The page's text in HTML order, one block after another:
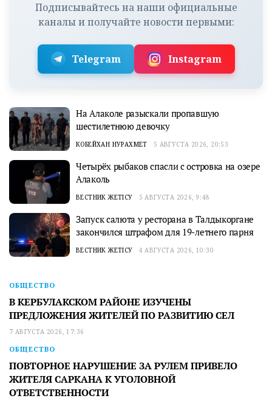
Подписывайтесь на наши официальные
каналы и получайте новости первыми:
Telegram Instagram
На Алаколе разыскали пропавшую
шестилетнюю девочку
КОБЕЙХАН НУРАХМЕТ 5 АВГУСТА 2026, 20:53
Четырёх рыбаков спасли с островка на озере
Алаколь
ВЕСТНИК ЖЕТІСУ 5 АВГУСТА 2026, 9:48
Запуск салюта у ресторана в Талдыкоргане
закончился штрафом для 19-летнего парня
ВЕСТНИК ЖЕТІСУ 4 АВГУСТА 2026, 10:30
ОБЩЕСТВО
В КЕРБУЛАКСКОМ РАЙОНЕ ИЗУЧЕНЫ
ПРЕДЛОЖЕНИЯ ЖИТЕЛЕЙ ПО РАЗВИТИЮ СЕЛ
7 АВГУСТА 2026, 17:36
ОБЩЕСТВО
ПОВТОРНОЕ НАРУШЕНИЕ ЗА РУЛЕМ ПРИВЕЛО
ЖИТЕЛЯ САРКАНА К УГОЛОВНОЙ
ОТВЕТСТВЕННОСТИ